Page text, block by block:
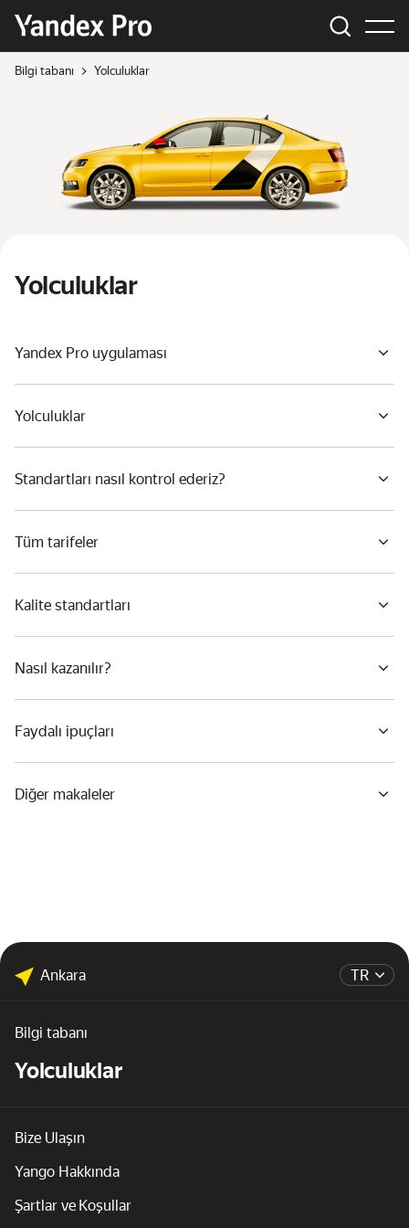
Bilgi tabanı Yolculuklar
Yolculuklar
Yandex Pro uygulaması
Yolculuklar
Standartları nasıl kontrol ederiz?
Tüm tarifeler
Kalite standartları
Nasıl kazanılır?
Faydalı ipuçları
Diğer makaleler
TR
Ankara
Bilgi tabanı
Yolculuklar
Bize Ulaşın
Yango Hakkında
Şartlar ve Koşullar